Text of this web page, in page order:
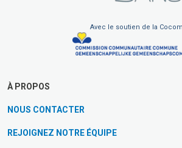
Avec le soutien de la Cocom
À PROPOS
NOUS CONTACTER
REJOIGNEZ NOTRE ÉQUIPE